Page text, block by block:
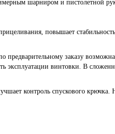
шарниром и пистолетной
повышает
заказу возможна
эксплуатации винтовки. В
контроль спускового крючка.